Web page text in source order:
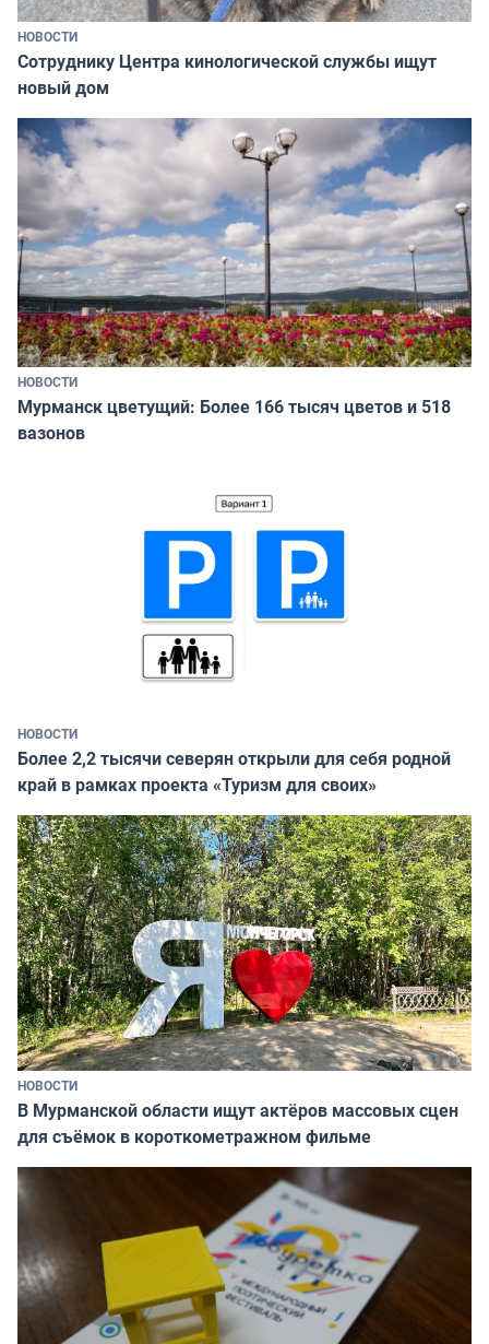
НОВОСТИ
Сотруднику Центра кинологической службы ищут
новый дом
НОВОСТИ
Мурманск цветущий: Более 166 тысяч цветов и 518
вазонов
НОВОСТИ
Более 2,2 тысячи северян открыли для себя родной
край в рамках проекта «Туризм для своих»
НОВОСТИ
В Мурманской области ищут актёров массовых сцен
для съёмок в короткометражном фильме